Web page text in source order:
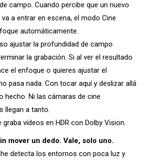
campo. Cuando percibe que un nuevo
a entrar en escena, el modo Cine
automáticamente.
ajustar la profundidad de campo
la grabación. Si al ver el resultado
el enfoque o quieres ajustar el
pasa nada. Con tocar aquí y deslizar allá
hecho. Ni las cámaras de cine
llegan a tanto.
graba vídeos en HDR con Dolby Vision.
mover un dedo. Vale, solo uno.
detecta los entornos con poca luz y